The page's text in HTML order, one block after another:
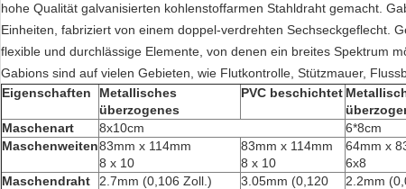
hohe Qualität galvanisierten kohlenstoffarmen Stahldraht gemacht.
Einheiten, fabriziert von einem doppel-verdrehten Sechseckgeflecht.
flexible und durchlässige Elemente, von denen ein breites Spektrum
Gabions sind auf vielen Gebieten, wie Flutkontrolle, Stützmauer,
Eigenschaften
Metallisches
überzogenes
PVC beschichtet
Maschenart
8x10cm
6*8cm
Maschenweiten83mm x 114mm
8 x 10
83mm x 114mm
8 x 10
64mm x
6x8
Maschendraht
2.7mm (0,106 Zoll.)
3.05mm (0,120
2.2mm